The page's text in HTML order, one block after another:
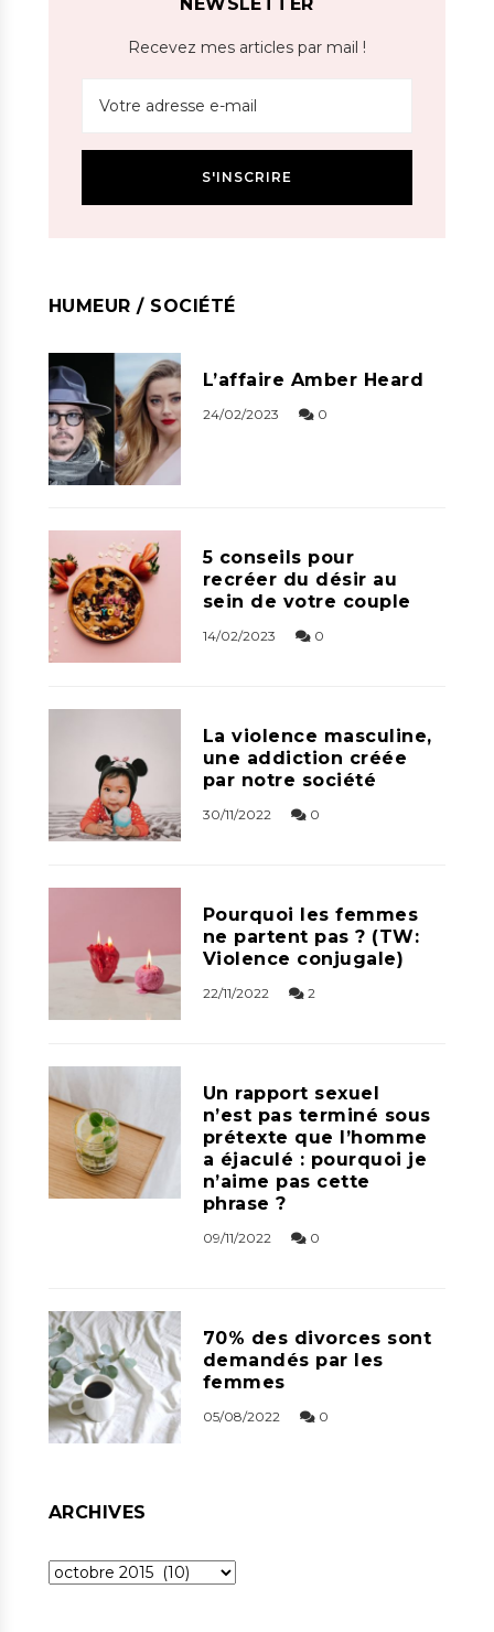
Recevez mes articles par mail !
HUMEUR / SOCIÉTÉ
L’affaire Amber Heard
24/02/2023 0
5 conseils pour
recréer du désir au
sein de votre couple
14/02/2023 0
La violence masculine,
une addiction créée
par notre société
30/11/2022 0
Pourquoi les femmes
ne partent pas ? (TW:
Violence conjugale)
22/11/2022 2
Un rapport sexuel
n’est pas terminé sous
prétexte que l’homme
a éjaculé : pourquoi je
n’aime pas cette
phrase ?
09/11/2022 0
70% des divorces sont
demandés par les
femmes
05/08/2022 0
ARCHIVES
Archives